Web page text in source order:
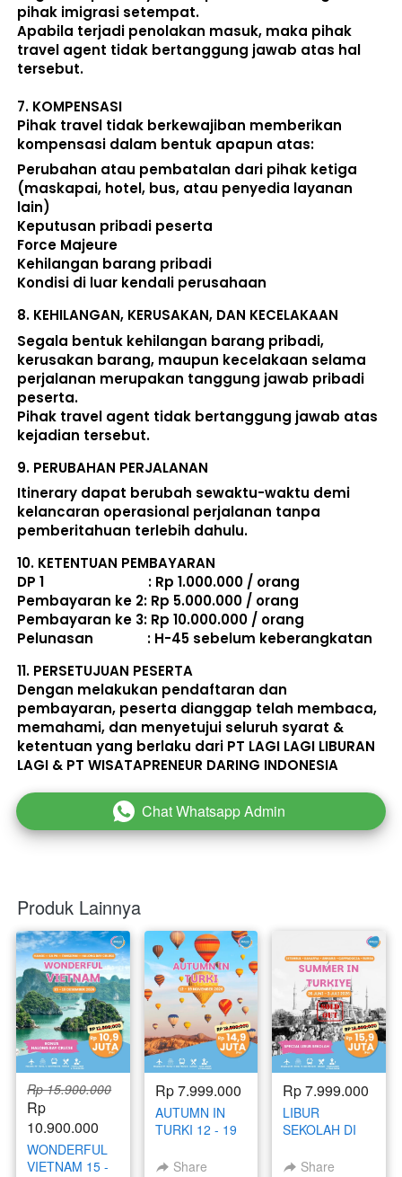
pihak imigrasi setempat.
Apabila terjadi penolakan masuk, maka pihak
travel agent tidak bertanggung jawab atas hal
tersebut.
7. KOMPENSASI
Pihak travel tidak berkewajiban memberikan
kompensasi dalam bentuk apapun atas:
Perubahan atau pembatalan dari pihak ketiga
(maskapai, hotel, bus, atau penyedia layanan
lain)
Keputusan pribadi peserta
Force Majeure
Kehilangan barang pribadi
Kondisi di luar kendali perusahaan
8. KEHILANGAN, KERUSAKAN, DAN KECELAKAAN
Segala bentuk kehilangan barang pribadi,
kerusakan barang, maupun kecelakaan selama
perjalanan merupakan tanggung jawab pribadi
peserta.
Pihak travel agent tidak bertanggung jawab atas
kejadian tersebut.
9. PERUBAHAN PERJALANAN
Itinerary dapat berubah sewaktu-waktu demi
kelancaran operasional perjalanan tanpa
pemberitahuan terlebih dahulu.
10. KETENTUAN PEMBAYARAN
DP 1                             : Rp 1.000.000 / orang
Pembayaran ke 2: Rp 5.000.000 / orang
Pembayaran ke 3: Rp 10.000.000 / orang
Pelunasan               : H-45 sebelum keberangkatan
11. PERSETUJUAN PESERTA
Dengan melakukan pendaftaran dan
pembayaran, peserta dianggap telah membaca,
memahami, dan menyetujui seluruh syarat &
ketentuan yang berlaku dari PT LAGI LAGI LIBURAN
LAGI & PT WISATAPRENEUR DARING INDONESIA
` Chat Whatsapp Admin
Produk Lainnya
Rp 15.900.000
Rp
10.900.000
WONDERFUL
VIETNAM 15 -
Rp 7.999.000
AUTUMN IN
TURKI 12 - 19
2026Share
Rp 7.999.000
LIBUR
SEKOLAH DI
- 3 JULI 2026
Share